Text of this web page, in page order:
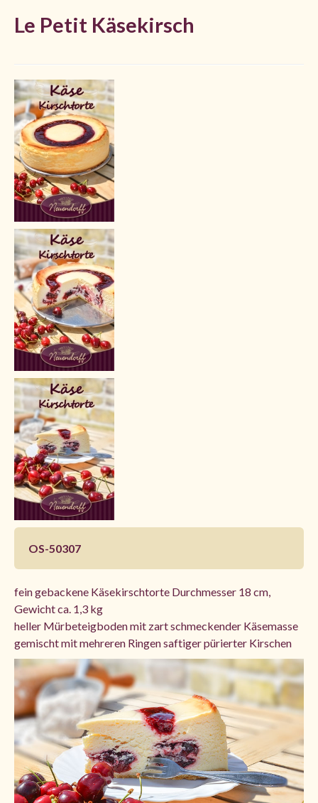
Le Petit Käsekirsch
OS-50307
fein gebackene Käsekirschtorte Durchmesser 18 cm,
Gewicht ca. 1,3 kg
heller Mürbeteigboden mit zart schmeckender Käsemasse
gemischt mit mehreren Ringen saftiger pürierter Kirschen